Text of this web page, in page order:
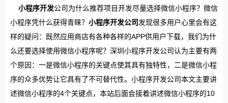
小程序开发公司为什么推荐项目开发尽量选择微信小程序？微信
小程序凭什么获得青睐？ 小程序开发公司发现很多用户心里会有这
样的疑问：既然应用商店有各种各样的APP供用户下载，我们为什
么还要选择使用微信小程序呢？深圳小程序开发公司认为主要有两
个原因：一是微信小程序的关键点使其具有独特性，二是微信小程
序的众多优势让它具有了不可替代性。小程序开发公司本文主要讲
述微信小程序的4个关键点，本站后面会接着讲述微信小程序的10